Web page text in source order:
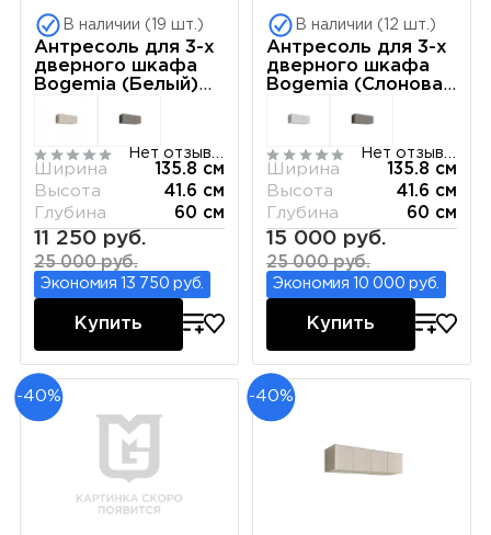
В наличии (19 шт.)
Антресоль для 3-х
дверного шкафа
Bogemia (Белый)
Ширина
135.8 см
Высота
41.6 см
Глубина
60 см
11 250 руб.
25 000 руб.
Экономия 13 750 руб.
Купить
В наличии (12 шт.)
Антресоль для 3-х
дверного шкафа
Bogemia (Слоновая
Ширина
135.8 см
Высота
41.6 см
Глубина
60 см
15 000 руб.
25 000 руб.
Экономия 10 000 руб.
Купить
-40% -40%